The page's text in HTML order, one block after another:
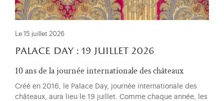
Le 15 juillet 2026
palace day : 19 juillet 2026
10 ans de la journée internationale des châteaux
Créé en 2016, le Palace Day, journée internationale des
châteaux, aura lieu le 19 juillet. Comme chaque année, les